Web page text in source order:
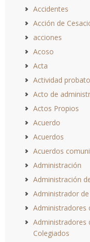
Accidentes
Acción de
acciones
Acoso
Acta
Actividad
Acto de
Actos Propios
Acuerdo
Acuerdos
Acuerdos
Administración
Administración
Administrador de
Administradores
Administradores
Colegiados